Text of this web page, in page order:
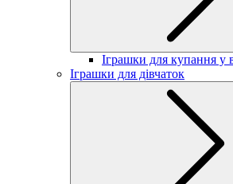
Іграшки для купання у
Іграшки для дівчаток